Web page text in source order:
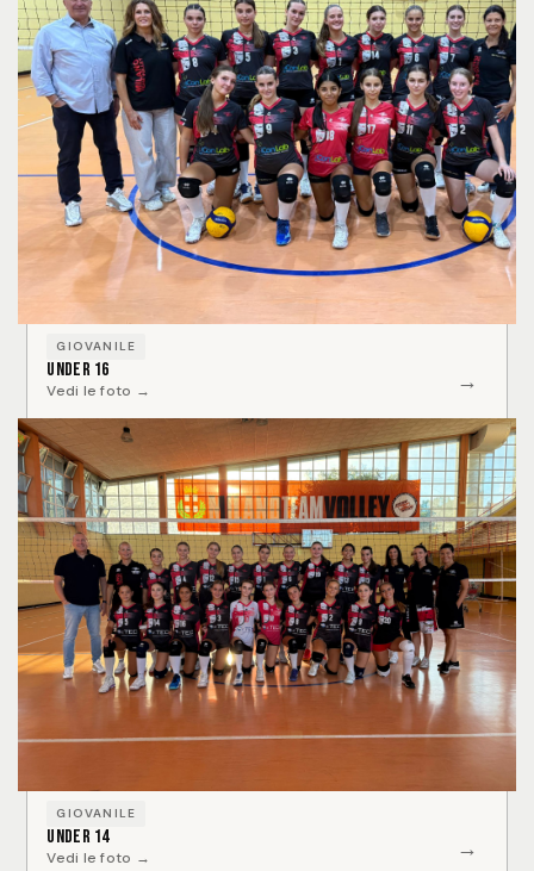
GIOVANILE
Under 16
Vedi le foto → →
GIOVANILE
Under 14
Vedi le foto → →